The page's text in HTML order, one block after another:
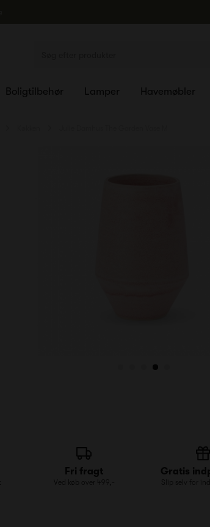
Boligtilbehør Lamper Havemøbler
Fri fragt
Ved køb over 499,-
Gratis
Slip selv for